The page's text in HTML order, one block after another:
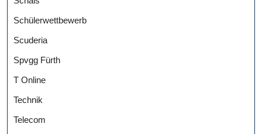
Schülerwettbewerb
Scuderia
Spvgg Fürth
T Online
Technik
Telecom